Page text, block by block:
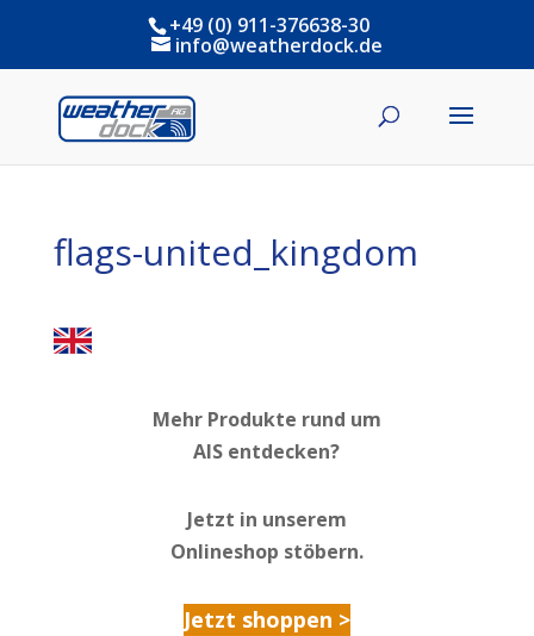
+49 (0) 911-376638-30
info@weatherdock.de
flags-united_kingdom
Mehr Produkte rund um
AIS entdecken?
Jetzt in unserem
Onlineshop stöbern.
Jetzt shoppen >